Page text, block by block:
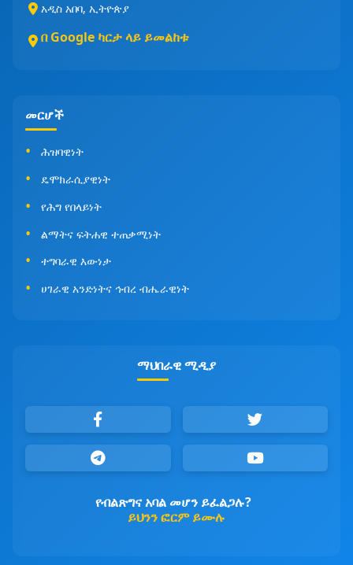
አዲስ አበባ, ኢትዮጵያ
በ Google ካርታ ላይ ይመልከቱ
መርሆች
ሕዝባዊነት
ዴሞክራሲያዊነት
የሕግ የበላይነት
ልማትና ፍትሐዊ ተጠቃሚነት
ተግባራዊ እውነታ
ሀገራዊ አንድነትና ኅብረ ብሔራዊነት
ማህበራዊ ሚዲያ
የብልጽግና አባል መሆን ይፈልጋሉ?
ይህንን ፎርም ይሙሉ